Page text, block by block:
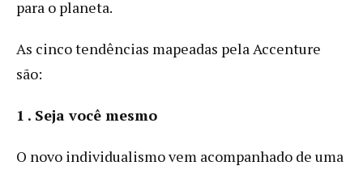
para o planeta.
As cinco tendências mapeadas pela Accenture
são:
1 . Seja você mesmo
O novo individualismo vem acompanhado de uma